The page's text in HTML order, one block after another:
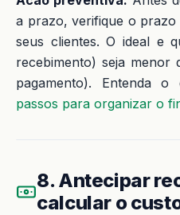
a prazo, verifique o prazo
seus clientes. O ideal e
recebimento) seja menor
pagamento). Entenda
passos para organizar o
8. Antecipar
calcular o